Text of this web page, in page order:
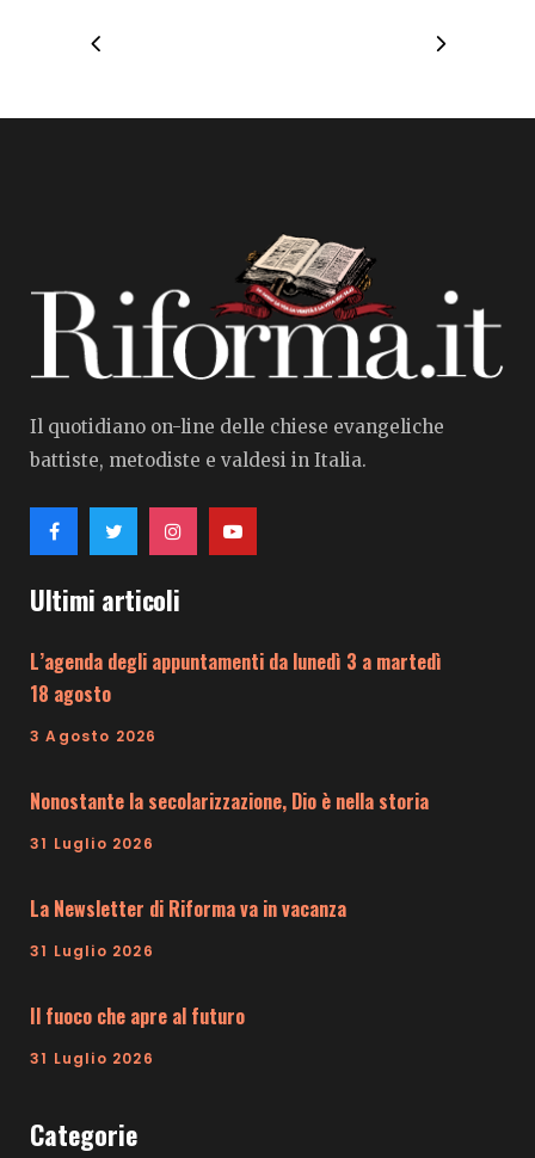
Il quotidiano on-line delle chiese evangeliche
battiste, metodiste e valdesi in Italia.
Ultimi articoli
L’agenda degli appuntamenti da lunedì 3 a martedì
18 agosto
3 Agosto 2026
Nonostante la secolarizzazione, Dio è nella storia
31 Luglio 2026
La Newsletter di Riforma va in vacanza
31 Luglio 2026
Il fuoco che apre al futuro
31 Luglio 2026
Categorie